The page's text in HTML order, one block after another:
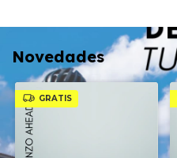
Novedades
GRATIS